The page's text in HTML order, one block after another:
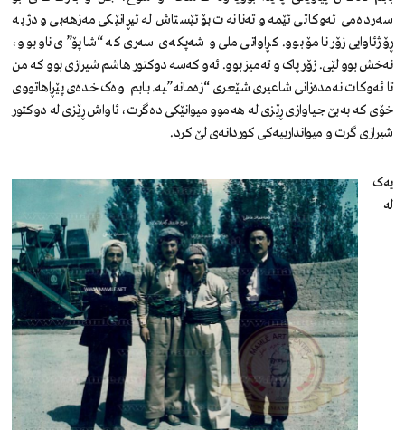
سەردەمی ئەوکاتی ئێمە و تەنانەت بۆ ئێستاش لە ئیڕانێکی مەزهەبی و دژ بە
ڕۆژئاوایی زۆر نامۆ بوو. کڕاواتی ملی و شەپکەی سەری کە “شاپۆ”ی ناو بوو،
نەخش بوو لێی. زۆر پاک و تەمیز بوو. ئەو کەسە دوکتور هاشم شیرازی بوو کە من
تا ئەوکات نەمدەزانی شاعیری شێعری “زەمانە”ـیە. بابم وەک خدەی پێڕاهاتووی
خۆی کە بەبێ جیاوازی ڕێزی لە هەموو میوانێکی دەگرت، ئاواش ڕێزی لە دوکتور
شیرازی گرت و میواندارییەکی کوردانەی لێ کرد.
یەک
لە